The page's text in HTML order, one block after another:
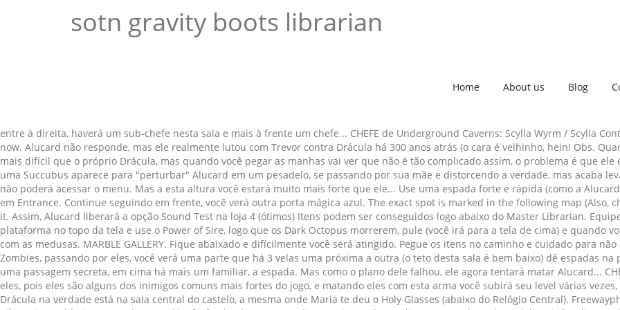
sotn gravity boots librarian
Home About us Blog